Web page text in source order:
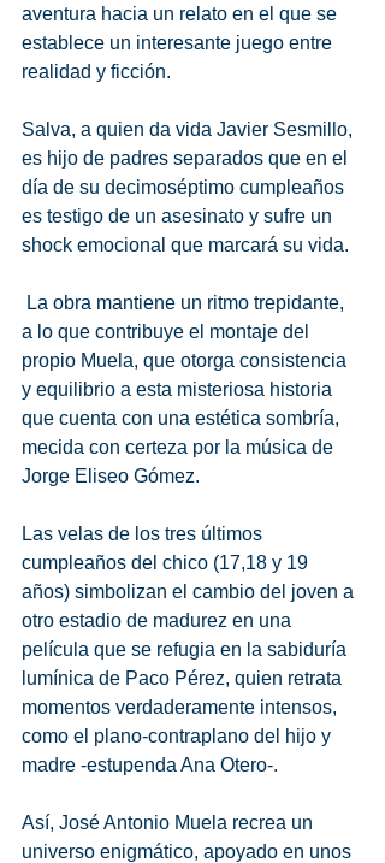
aventura hacia un relato en el que se
establece un interesante juego entre
realidad y ficción.
Salva, a quien da vida Javier Sesmillo,
es hijo de padres separados que en el
día de su decimoséptimo cumpleaños
es testigo de un asesinato y sufre un
shock emocional que marcará su vida.
a lo que contribuye el montaje del
propio Muela, que otorga consistencia
y equilibrio a esta misteriosa historia
que cuenta con una estética sombría,
mecida con certeza por la música de
Jorge Eliseo Gómez.
Las velas de los tres últimos
cumpleaños del chico (17,18 y 19
años) simbolizan el cambio del joven a
otro estadio de madurez en una
película que se refugia en la sabiduría
lumínica de Paco Pérez, quien retrata
momentos verdaderamente intensos,
como el plano-contraplano del hijo y
madre -estupenda Ana Otero-.
Así, José Antonio Muela recrea un
universo enigmático, apoyado en unos